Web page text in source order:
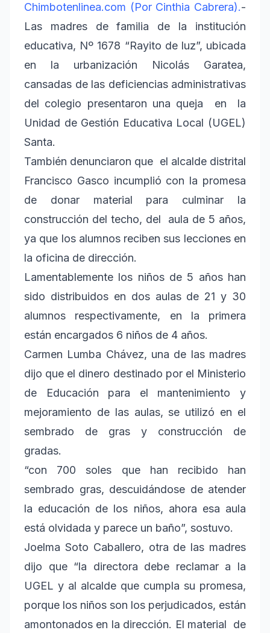
Chimbotenlinea.com (Por Cinthia Cabrera).-
Las madres de familia de la institución
educativa, Nº 1678 “Rayito de luz”, ubicada
en la urbanización Nicolás Garatea,
cansadas de las deficiencias administrativas
del colegio presentaron una queja en la
Unidad de Gestión Educativa Local (UGEL)
Santa.
También denunciaron que el alcalde distrital
Francisco Gasco incumplió con la promesa
de donar material para culminar la
construcción del techo, del aula de 5 años,
ya que los alumnos reciben sus lecciones en
la oficina de dirección.
Lamentablemente los niños de 5 años han
sido distribuidos en dos aulas de 21 y 30
alumnos respectivamente, en la primera
están encargados 6 niños de 4 años.
Carmen Lumba Chávez, una de las madres
dijo que el dinero destinado por el Ministerio
de Educación para el mantenimiento y
mejoramiento de las aulas, se utilizó en el
sembrado de gras y construcción de
gradas.
“con 700 soles que han recibido han
sembrado gras, descuidándose de atender
la educación de los niños, ahora esa aula
está olvidada y parece un baño”, sostuvo.
Joelma Soto Caballero, otra de las madres
dijo que “la directora debe reclamar a la
UGEL y al alcalde que cumpla su promesa,
porque los niños son los perjudicados, están
amontonados en la dirección. El material de